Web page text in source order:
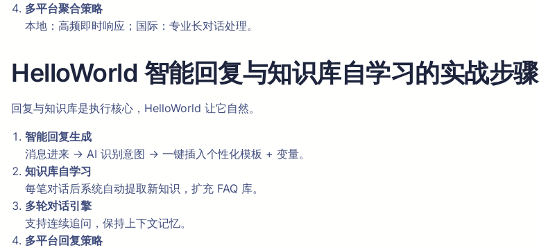
多平台聚合策略
本地：高频即时响应；国际：专业长对话处理。
HelloWorld 智能回复与知识库自学习的实战步骤
回复与知识库是执行核心，HelloWorld 让它自然。
智能回复生成
消息进来 → AI 识别意图 → 一键插入个性化模板 + 变量。
知识库自学习
每笔对话后系统自动提取新知识，扩充 FAQ 库。
多轮对话引擎
支持连续追问，保持上下文记忆。
多平台回复策略